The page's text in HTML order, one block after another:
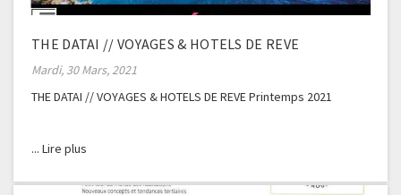
THE DATAI // VOYAGES & HOTELS DE REVE
Mardi, 30 Mars, 2021
THE DATAI // VOYAGES & HOTELS DE REVE Printemps 2021